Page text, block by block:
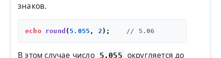
знаков.
echo round ( 5.055 , 2 ); // 5.06
В этом случае число 5.055 округляется до